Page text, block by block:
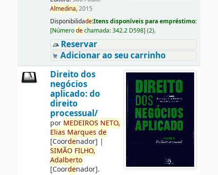
Almedina,2015
Disponibilidade:Itens disponíveis para empréstimo:
[Númerodechamada:342.2 D598] (2).
Reservar
Adicionar ao seu carrinho
Direito dos
negócios
aplicado: do
direito
processual/
por MEDEIROS NETO,
Elias Marques de
[Coordenador] |
SIMÃO FILHO,
Adalberto
[Coordenador].